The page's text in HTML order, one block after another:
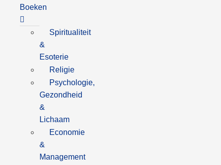
Boeken
Spiritualiteit
&
Esoterie
Religie
Psychologie,
Gezondheid
&
Lichaam
Economie
&
Management